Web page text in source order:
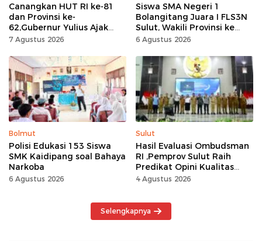
Canangkan HUT RI ke-81
dan Provinsi ke-
62,Gubernur Yulius Ajak
Seluruh Masyarakat
Kemerdekaan Momentum
Kerja Keras
7 Agustus 2026
Siswa SMA Negeri 1
Bolangitang Juara I FLS3N
Sulut, Wakili Provinsi ke
Tingkat Nasional
6 Agustus 2026
Bolmut
Polisi Edukasi 153 Siswa
SMK Kaidipang soal Bahaya
Narkoba
6 Agustus 2026
Sulut
Hasil Evaluasi Ombudsman
RI ,Pemprov Sulut Raih
Predikat Opini Kualitas
Tinggi Tanpa
4 Agustus 2026
Selengkapnya